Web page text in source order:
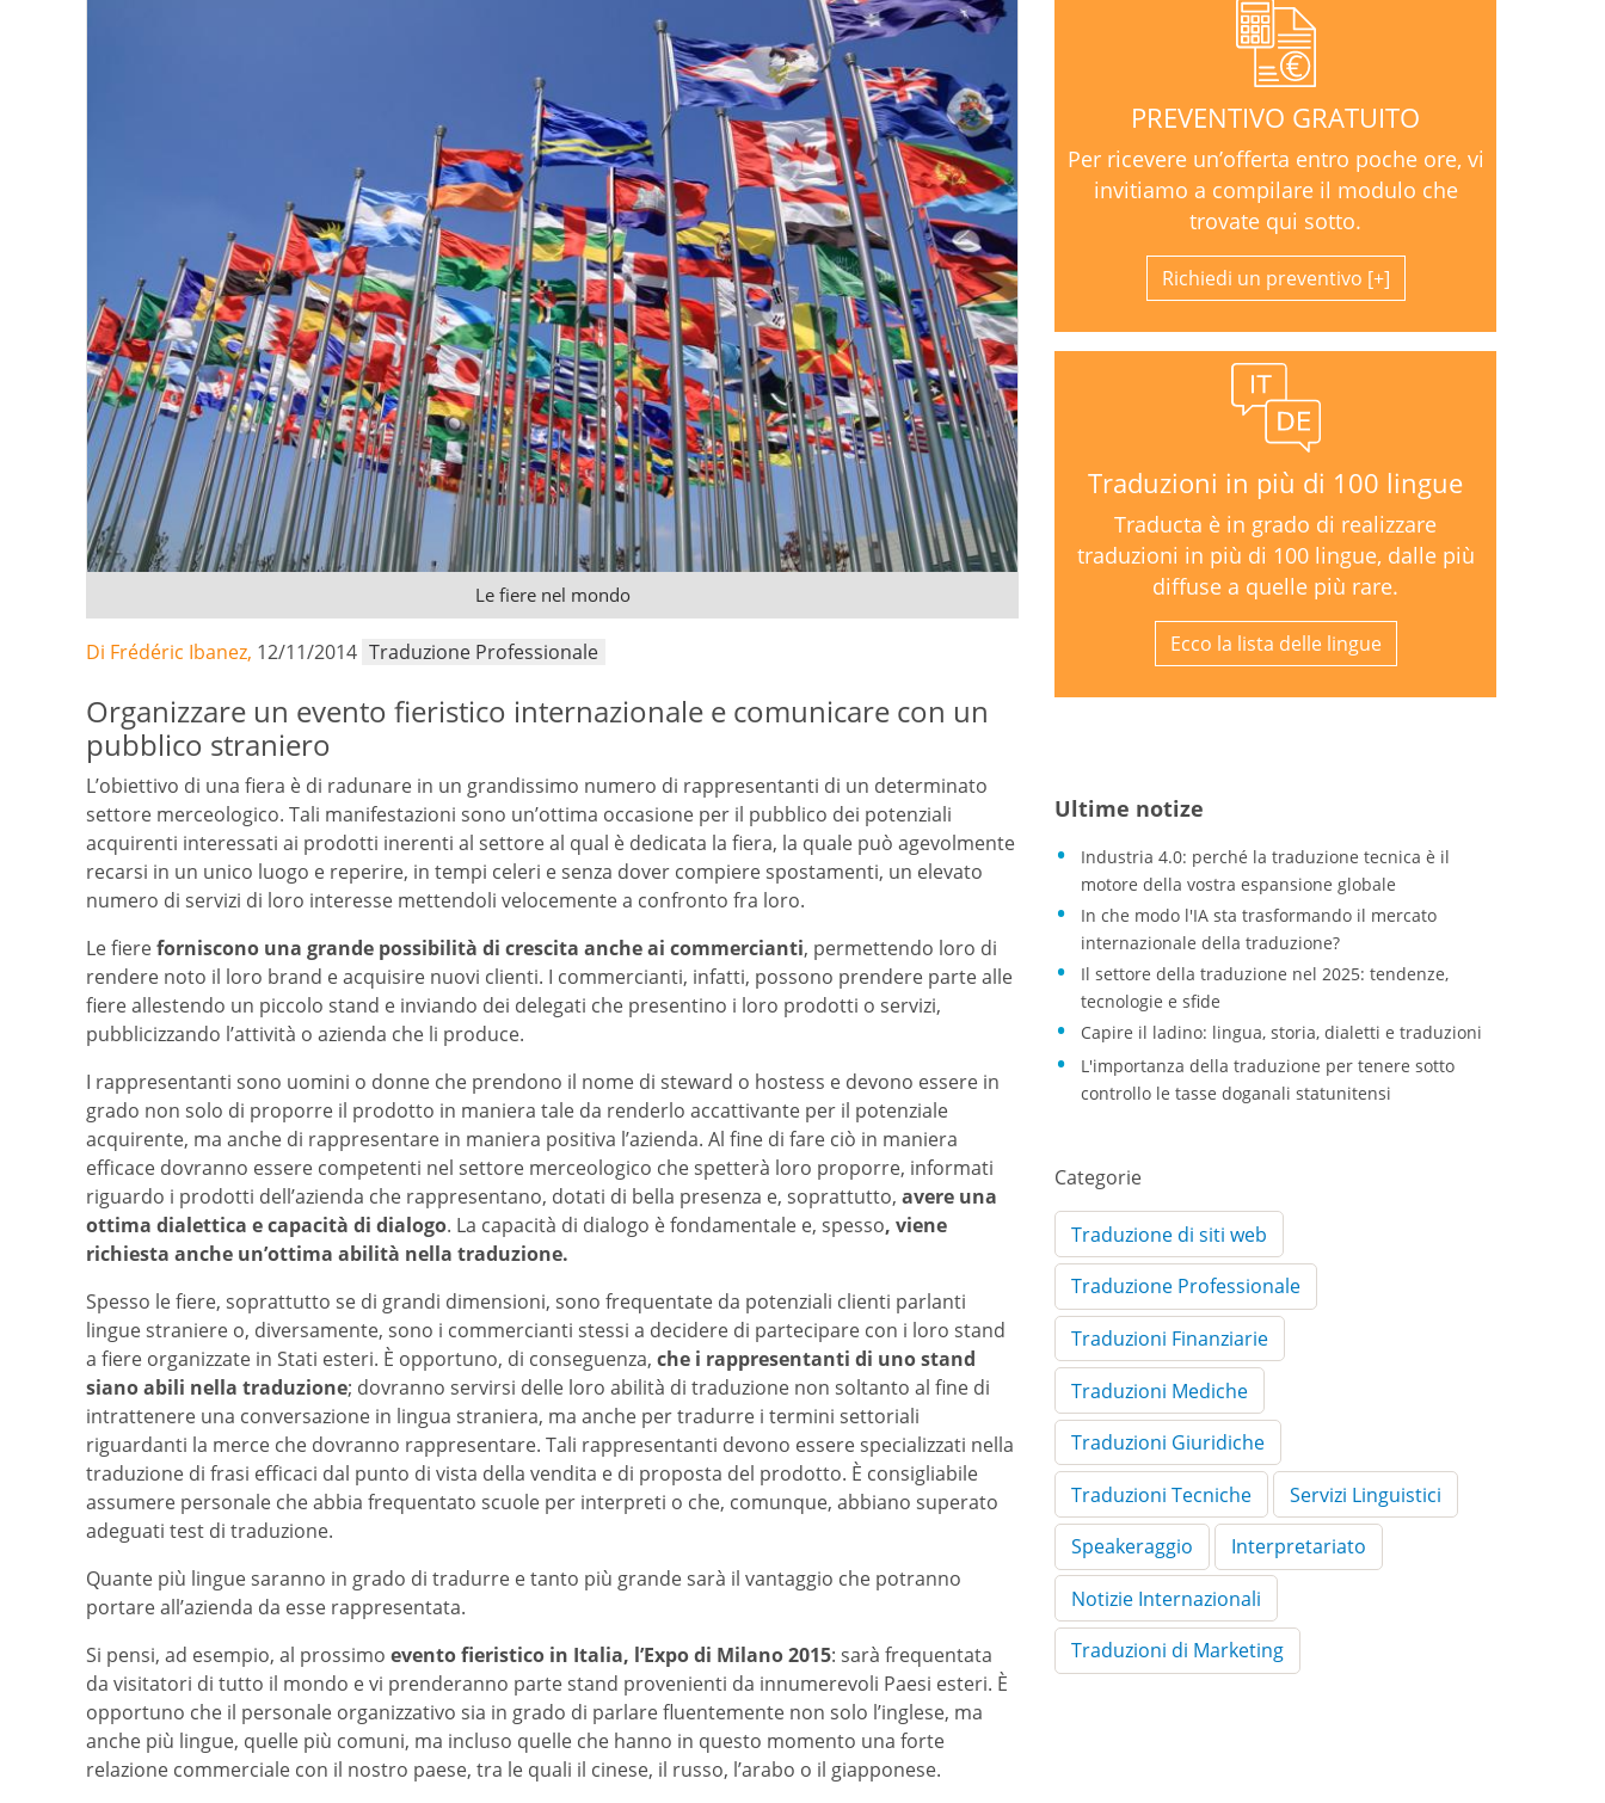
Le fiere nel mondo
Di Frédéric Ibanez, 12/11/2014 Traduzione Professionale
Organizzare un evento fieristico internazionale e comunicare con un
pubblico straniero
L’obiettivo di una fiera è di radunare in un grandissimo numero di rappresentanti di un determinato
settore merceologico. Tali manifestazioni sono un’ottima occasione per il pubblico dei potenziali
acquirenti interessati ai prodotti inerenti al settore al qual è dedicata la fiera, la quale può agevolmente
recarsi in un unico luogo e reperire, in tempi celeri e senza dover compiere spostamenti, un elevato
numero di servizi di loro interesse mettendoli velocemente a confronto fra loro.
Le fiereforniscono una grande possibilità di crescita anche ai commercianti, permettendo loro di
rendere noto il loro brand e acquisire nuovi clienti. I commercianti, infatti, possono prendere parte alle
fiere allestendo un piccolo stand e inviando dei delegati che presentino i loro prodotti o servizi,
pubblicizzando l’attività o azienda che li produce.
I rappresentanti sono uomini o donne che prendono il nome di steward o hostess e devono essere in
grado non solo di proporre il prodotto in maniera tale da renderlo accattivante per il potenziale
acquirente, ma anche di rappresentare in maniera positiva l’azienda. Al fine di fare ciò in maniera
efficace dovranno essere competenti nel settore merceologico che spetterà loro proporre, informati
riguardo i prodotti dell’azienda che rappresentano, dotati di bella presenza e, soprattutto, avere una
ottima dialettica e capacità di dialogo. La capacità di dialogo è fondamentale e, spesso, viene
richiesta anche un’ottima abilità nella traduzione.
Spesso le fiere, soprattutto se di grandi dimensioni, sono frequentate da potenziali clienti parlanti
lingue straniere o, diversamente, sono i commercianti stessi a decidere di partecipare con i loro stand
a fiere organizzate in Stati esteri. È opportuno, di conseguenza, che i rappresentanti di uno stand
siano abili nella traduzione; dovranno servirsi delle loro abilità di traduzione non soltanto al fine di
intrattenere una conversazione in lingua straniera, ma anche per tradurre i termini settoriali
riguardanti la merce che dovranno rappresentare. Tali rappresentanti devono essere specializzati nella
traduzione di frasi efficaci dal punto di vista della vendita e di proposta del prodotto. È consigliabile
assumere personale che abbia frequentato scuole per interpreti o che, comunque, abbiano superato
adeguati test di traduzione.
Quante più lingue saranno in grado di tradurre e tanto più grande sarà il vantaggio che potranno
portare all’azienda da esse rappresentata.
Si pensi, ad esempio, al prossimo evento fieristico in Italia, l’Expo di Milano 2015: sarà frequentata
da visitatori di tutto il mondo e vi prenderanno parte stand provenienti da innumerevoli Paesi esteri. È
opportuno che il personale organizzativo sia in grado di parlare fluentemente non solo l’inglese, ma
anche più lingue, quelle più comuni, ma incluso quelle che hanno in questo momento una forte
relazione commerciale con il nostro paese, tra le quali il cinese, il russo, l’arabo o il giapponese.
PREVENTIVO GRATUITO
Per ricevere un’offerta entro poche ore, vi
invitiamo a compilare il modulo che
trovate qui sotto.
Richiedi un preventivo
Traduzioni in più di 100 lingue
Traducta è in grado di realizzare
traduzioni in più di 100 lingue, dalle più
diffuse a quelle più rare.
Ecco la lista delle lingue
Ultime notize
Industria 4.0: perché la traduzione tecnica è il
motore della vostra espansione globale
In che modo l'IA sta trasformando il mercato
internazionale della traduzione?
Il settore della traduzione nel 2025: tendenze,
tecnologie e sfide
Capire il ladino: lingua, storia, dialetti e traduzioni
L'importanza della traduzione per tenere sotto
controllo le tasse doganali statunitensi
Categorie
Traduzione di siti web
Traduzione Professionale
Traduzioni Finanziarie
Traduzioni Mediche
Traduzioni Giuridiche
Traduzioni Tecniche
Servizi Linguistici
Speakeraggio
Interpretariato
Notizie Internazionali
Traduzioni di Marketing